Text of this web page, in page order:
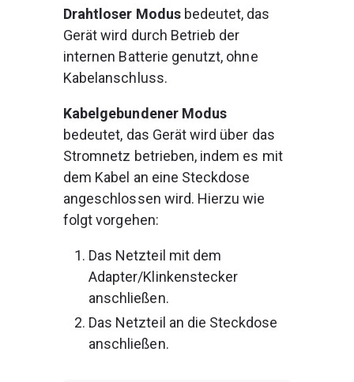
Drahtloser Modus bedeutet, das
Gerät wird durch Betrieb der
internen Batterie genutzt, ohne
Kabelanschluss.
Kabelgebundener Modus
bedeutet, das Gerät wird über das
Stromnetz betrieben, indem es mit
dem Kabel an eine Steckdose
angeschlossen wird. Hierzu wie
folgt vorgehen:
Das Netzteil mit dem
Adapter/Klinkenstecker
anschließen.
Das Netzteil an die Steckdose
anschließen.